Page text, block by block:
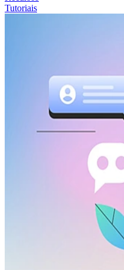
Tutoriais